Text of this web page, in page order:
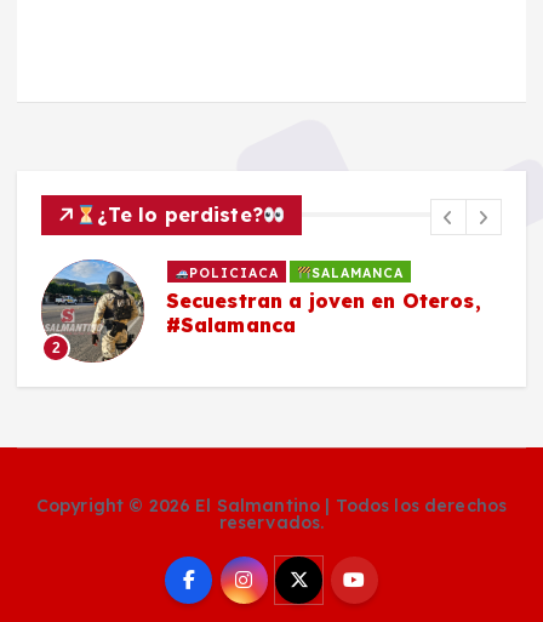
¿Te lo perdiste?
2
POLICIACA SALAMANCA
Secuestran a joven en Oteros,
#Salamanca
Copyright © 2026 El Salmantino | Todos los derechos
reservados.